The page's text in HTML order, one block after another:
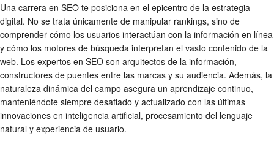
Una carrera en SEO te posiciona en el epicentro de la estrategia
digital. No se trata únicamente de manipular rankings, sino de
comprender cómo los usuarios interactúan con la información en línea
y cómo los motores de búsqueda interpretan el vasto contenido de la
web. Los expertos en SEO son arquitectos de la información,
constructores de puentes entre las marcas y su audiencia. Además, la
naturaleza dinámica del campo asegura un aprendizaje continuo,
manteniéndote siempre desafiado y actualizado con las últimas
innovaciones en inteligencia artificial, procesamiento del lenguaje
natural y experiencia de usuario.